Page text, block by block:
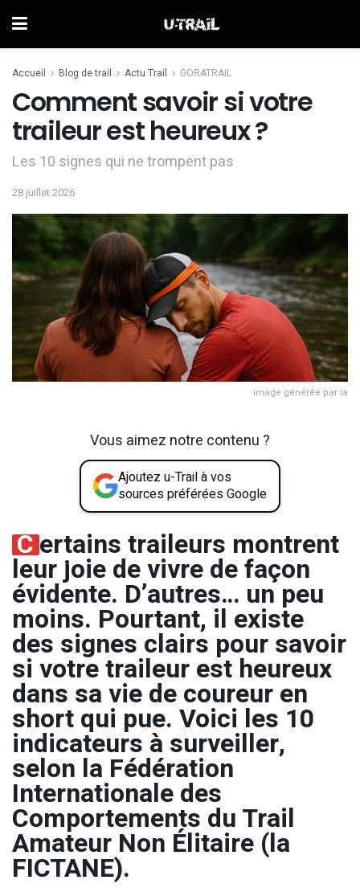
Accueil Blog de trail Actu Trail GORATRAIL
Comment savoir si votre
traileur est heureux ?
Les 10 signes qui ne trompent pas
28 juillet 2026
image générée par ia
Vous aimez notre contenu ?
Ajoutez u-Trail à vos
sources préférées Google
Certains traileurs montrent
leur joie de vivre de façon
évidente. D’autres… un peu
moins. Pourtant, il existe
des signes clairs pour savoir
si votre traileur est heureux
dans sa vie de coureur en
short qui pue. Voici les 10
indicateurs à surveiller,
selon la Fédération
Internationale des
Comportements du Trail
Amateur Non Élitaire (la
FICTANE).